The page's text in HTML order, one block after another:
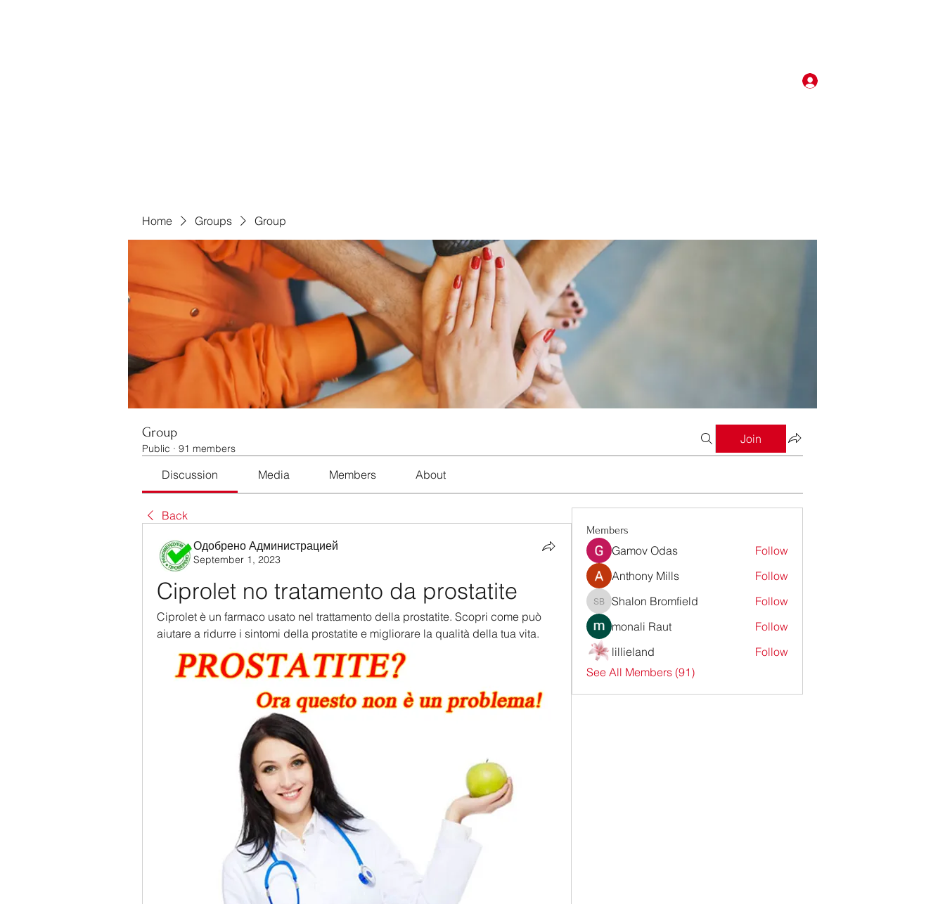
Home Groups Group
Group
Public · 91 members
Join
Discussion Media Members About
Back
Одобрено Администрацией
September 1, 2023
Ciprolet no tratamento da prostatite
Ciprolet è un farmaco usato nel trattamento della prostatite. Scopri come può
aiutare a ridurre i sintomi della prostatite e migliorare la qualità della tua vita.
Members
Gamov Odas
Follow
Anthony Mills
Follow
Shalon Bromfield
Shalon Bromfield
Follow
monali Raut
Follow
lillieland
Follow
See All Members (91)